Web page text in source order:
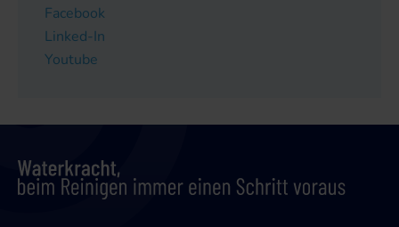
Facebook
Linked-In
Youtube